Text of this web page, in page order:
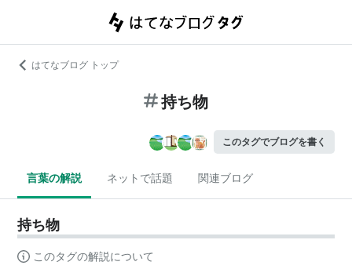
はてなブログ トップ
持ち物
このタグでブログを書く
言葉の解説 ネットで話題 関連ブログ
持ち物
このタグの解説について